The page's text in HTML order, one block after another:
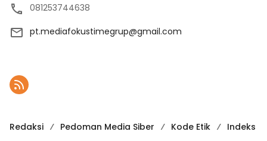
081253744638
pt.mediafokustimegrup@gmail.com
Redaksi Pedoman Media Siber Kode Etik
Indeks